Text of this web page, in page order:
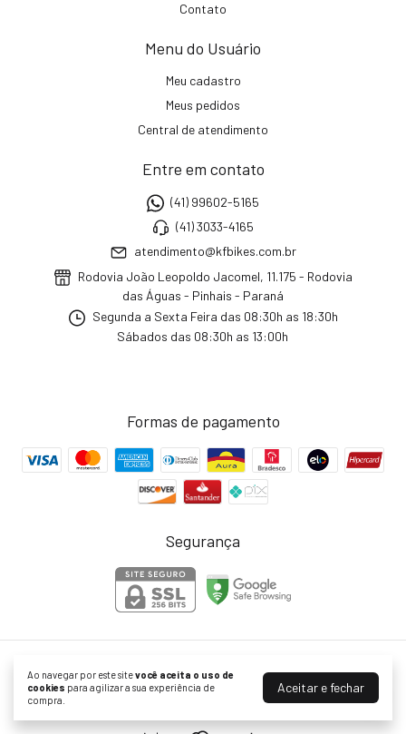
Ao navegar por este sitevocê aceita o uso de
cookies para agilizar a sua experiência de
compra.
Aceitar e fechar
Contato
Menu do Usuário
Meu cadastro
Meus pedidos
Central de atendimento
Entre em contato
(41) 99602-5165
(41) 3033-4165
atendimento@kfbikes.com.br
Rodovia João Leopoldo Jacomel, 11.175 - Rodovia
das Águas - Pinhais - Paraná
Segunda a Sexta Feira das 08:30h as 18:30h
Sábados das 08:30h as 13:00h
Formas de pagamento
Segurança
KF Bikes | Peças para Bike com Ofertas no Site Oficial
©2026. KF Comércio de Bicicletas Peças e Acessórios LTDA . Todos os